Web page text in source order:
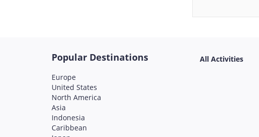
Popular Destinations
Europe
United States
North America
Asia
Indonesia
Caribbean
All Activities